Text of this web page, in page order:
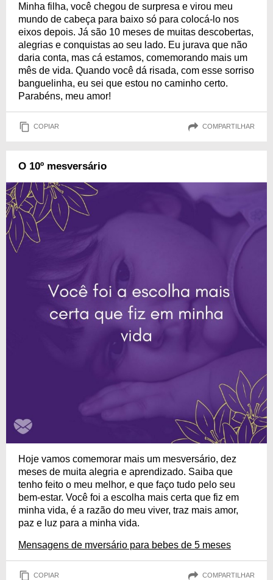
Minha filha, você chegou de surpresa e virou meu
mundo de cabeça para baixo só para colocá-lo nos
eixos depois. Já são 10 meses de muitas descobertas,
alegrias e conquistas ao seu lado. Eu jurava que não
daria conta, mas cá estamos, comemorando mais um
mês de vida. Quando você dá risada, com esse sorriso
banguelinha, eu sei que estou no caminho certo.
Parabéns, meu amor!
COPIAR COMPARTILHAR
O 10º mesversário
Hoje vamos comemorar mais um mesversário, dez
meses de muita alegria e aprendizado. Saiba que
tenho feito o meu melhor, e que faço tudo pelo seu
bem-estar. Você foi a escolha mais certa que fiz em
minha vida, é a razão do meu viver, traz mais amor,
paz e luz para a minha vida.
Mensagens de mversário para bebes de 5 meses
COPIAR COMPARTILHAR